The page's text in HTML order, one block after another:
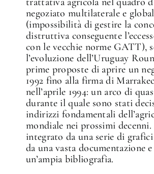
negoziato multilaterale e
(impossibilità di gestire la
distruttiva conseguente
con le vecchie norme GATT),
l’evoluzione dell’Uruguay
prime proposte di aprire un
1992 fino alla firma di
nell’aprile 1994: un arco di
durante il quale sono stati
indirizzi fondamentali
mondiale nei prossimi
integrato da una serie di
da una vasta documentazione
un’ampia bibliografia.